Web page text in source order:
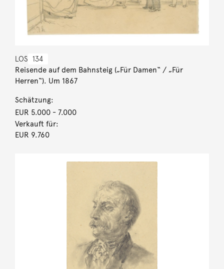
LOS 134
Reisende auf dem Bahnsteig („Für Damen“ / „Für
Herren“). Um 1867
Schätzung:
EUR 5.000- 7.000
Verkauft für:
EUR 9.760